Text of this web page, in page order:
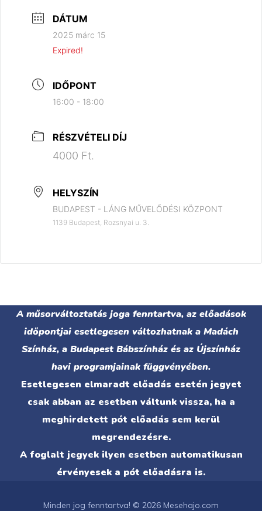
DÁTUM
2025 márc 15
Expired!
IDŐPONT
16:00 - 18:00
RÉSZVÉTELI DÍJ
4000 Ft.
HELYSZÍN
BUDAPEST - LÁNG MŰVELŐDÉSI KÖZPONT
1139 Budapest, Rozsnyai u. 3.
A műsorváltoztatás joga fenntartva, az előadások
időpontjai esetlegesen változhatnak a Madách
Színház, a Budapest Bábszínház és az Újszínház
havi programjainak függvényében.
Esetlegesen elmaradt előadás esetén jegyet
csak abban az esetben váltunk vissza, ha a
meghirdetett pót előadás sem kerül
megrendezésre.
A foglalt jegyek ilyen esetben automatikusan
érvényesek a pót előadásra is.
Minden jog fenntartva! © 2026 Mesehajo.com